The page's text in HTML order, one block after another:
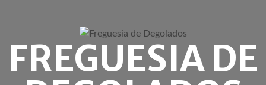
FREGUESIA DE